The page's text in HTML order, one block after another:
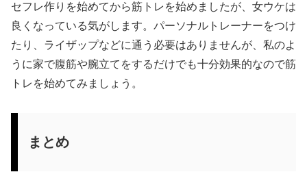
セフレ作りを始めてから筋トレを始めましたが、女ウケは
良くなっている気がします。パーソナルトレーナーをつけ
たり、ライザップなどに通う必要はありませんが、私のよ
うに家で腹筋や腕立てをするだけでも十分効果的なので筋
トレを始めてみましょう。
まとめ